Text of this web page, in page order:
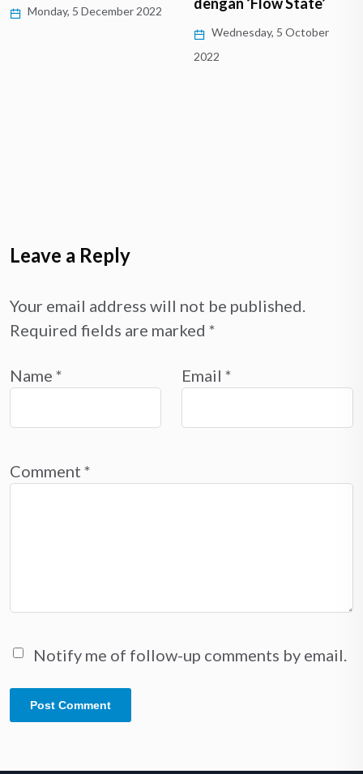
Monday, 5 December 2022
Wednesday, 5 October
2022
Leave a Reply
Your email address will not be published.
Required fields are marked *
Name * Email *
Comment *
Notify me of follow-up comments by email.